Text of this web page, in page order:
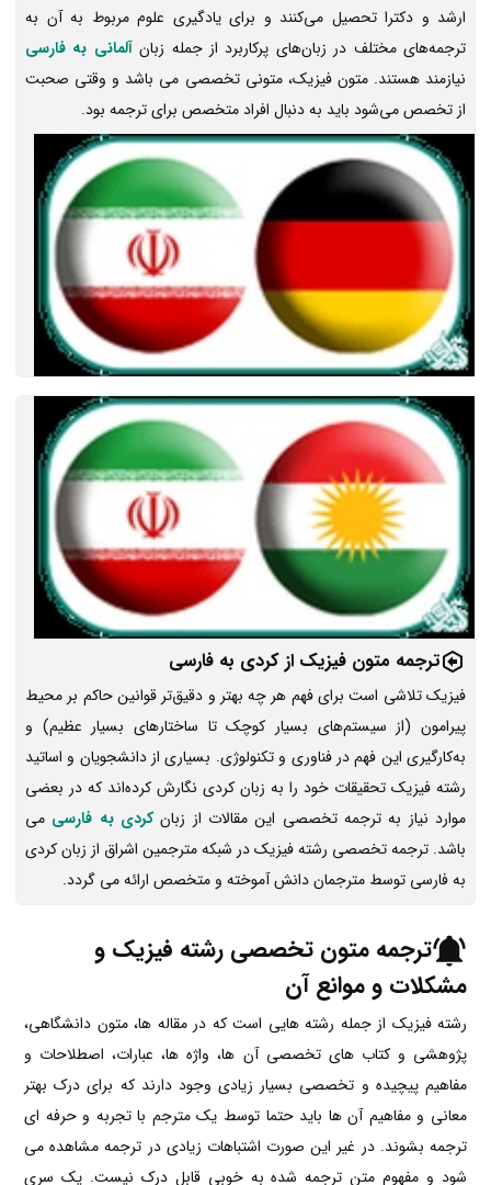
ارشد و دکترا تحصیل می‌کنند و برای یادگیری علوم مربوط به آن به
ترجمه‌های مختلف در زبان‌های پرکاربرد از جمله زبانآلمانی به فارسی
نیازمند هستند. متون فیزیک، متونی تخصصی می باشد و وقتی صحبت
از تخصص می‌شود باید به دنبال افراد متخصص برای ترجمه بود.
ترجمه متون فیزیک از کردی به فارسی
فیزیک تلاشی است برای فهم هر چه بهتر و دقیق‌تر قوانین حاکم بر محیط
پیرامون (از سیستم‌های بسیار کوچک تا ساختارهای بسیار عظیم) و
به‌کارگیری این فهم در فناوری و تکنولوژی. بسیاری از دانشجویان و اساتید
رشته فیزیک تحقیقات خود را به زبان کردی نگارش کرده‌اند که در بعضی
موارد نیاز به ترجمه تخصصی این مقالات از زبانکردی به فارسی می
باشد. ترجمه تخصصی رشته فیزیک در شبکه مترجمین اشراق از زبان کردی
به فارسی توسط مترجمان دانش آموخته و متخصص ارائه می گردد.
ترجمه متون تخصصی رشته فیزیک و
مشکلات و موانع آن
رشته فیزیک از جمله رشته هایی است که در مقاله ها، متون دانشگاهی،
پژوهشی و کتاب های تخصصی آن ها، واژه ها، عبارات، اصطلاحات و
مفاهیم پیچیده و تخصصی بسیار زیادی وجود دارند که برای درک بهتر
معانی و مفاهیم آن ها باید حتما توسط یک مترجم با تجربه و حرفه ای
ترجمه بشوند. در غیر این صورت اشتباهات زیادی در ترجمه مشاهده می
شود و مفهوم متن ترجمه شده به خوبی قابل درک نیست. یک سری